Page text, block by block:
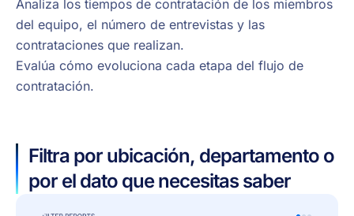
Analiza los tiempos de contratación de los miembros
del equipo, el número de entrevistas y las
contrataciones que realizan.
Evalúa cómo evoluciona cada etapa del flujo de
contratación.
Filtra por ubicación, departamento o
por el dato que necesitas saber